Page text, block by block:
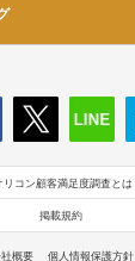
リコン顧客満足度調査とは
掲載規約
概要 個人情報保護方針